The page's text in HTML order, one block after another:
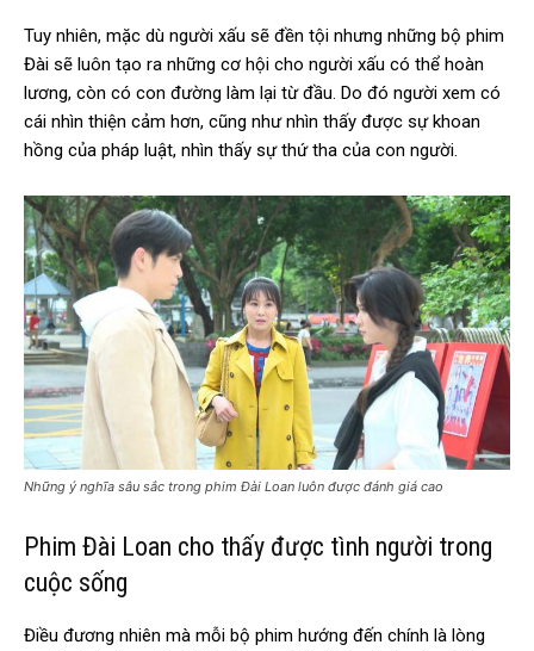
Tuy nhiên, mặc dù người xấu sẽ đền tội nhưng những bộ phim
Đài sẽ luôn tạo ra những cơ hội cho người xấu có thể hoàn
lương, còn có con đường làm lại từ đầu. Do đó người xem có
cái nhìn thiện cảm hơn, cũng như nhìn thấy được sự khoan
hồng của pháp luật, nhìn thấy sự thứ tha của con người.
Những ý nghĩa sâu sắc trong phim Đài Loan luôn được đánh giá cao
Phim Đài Loan cho thấy được tình người trong
cuộc sống
Điều đương nhiên mà mỗi bộ phim hướng đến chính là lòng